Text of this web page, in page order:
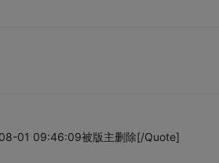
01 09:46:09被版主删除[/Quote]